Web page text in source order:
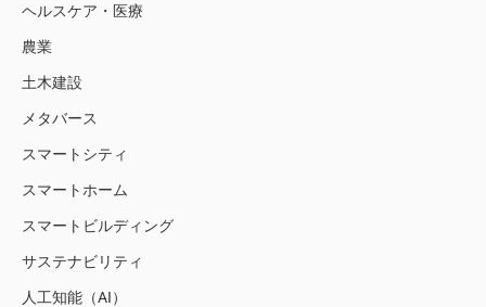
ヘルスケア・医療
農業
土木建設
メタバース
スマートシティ
スマートホーム
スマートビルディング
サステナビリティ
人工知能（AI）